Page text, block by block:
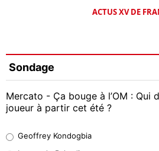
ACTUS XV DE
Sondage
Mercato - Ça bouge à l’OM : Qui
joueur à partir cet été ?
38%
Geoffrey Kondogbia